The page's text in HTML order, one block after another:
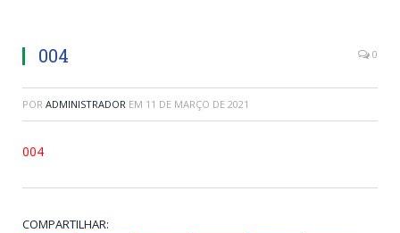
004 0
POR ADMINISTRADOR EM 11 DE MARÇO DE 2021
004
COMPARTILHAR: